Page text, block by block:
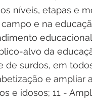
níveis, etapas e
e na
alvo da
surdos, em
e ampliar
e idosos; 11 -